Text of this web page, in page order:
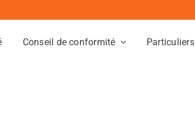
Conseil de conformité Particuliers